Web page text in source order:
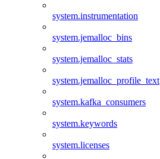
system.instrumentation
system.jemalloc_bins
system.jemalloc_stats
system.jemalloc_profile_text
system.kafka_consumers
system.keywords
system.licenses